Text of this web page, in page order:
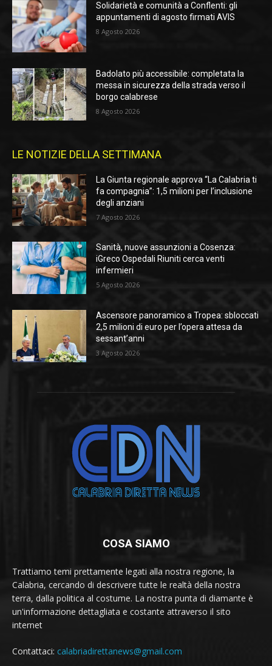
Solidarietà e comunità a Conflenti: gli
appuntamenti di agosto firmati AVIS
8 Agosto 2026
Badolato più accessibile: completata la
messa in sicurezza della strada verso il
borgo calabrese
8 Agosto 2026
LE NOTIZIE DELLA SETTIMANA
La Giunta regionale approva “La Calabria ti
fa compagnia”: 1,5 milioni per l’inclusione
degli anziani
7 Agosto 2026
Sanità, nuove assunzioni a Cosenza:
iGreco Ospedali Riuniti cerca venti
infermieri
5 Agosto 2026
Ascensore panoramico a Tropea: sbloccati
2,5 milioni di euro per l’opera attesa da
sessant’anni
3 Agosto 2026
COSA SIAMO
Trattiamo temi prettamente legati alla nostra regione, la
Calabria, cercando di descrivere tutte le realtà della nostra
terra, dalla politica al costume. La nostra punta di diamante è
un'informazione dettagliata e costante attraverso il sito
internet
Contattaci: calabriadirettanews@gmail.com